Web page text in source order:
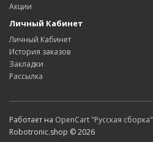
Акции
Личный Кабинет
Личный Кабинет
История заказов
Закладки
Рассылка
Работает на OpenCart "Русская сборка"
Robotronic.shop © 2026